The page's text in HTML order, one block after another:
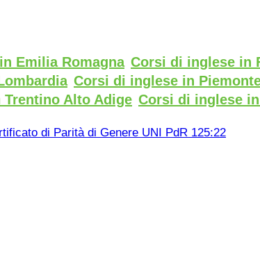
Emilia Romagna Corsi di inglese in
Corsi di inglese in
Alto Adige Corsi di inglese
di Parità di Genere UNI PdR 125:22